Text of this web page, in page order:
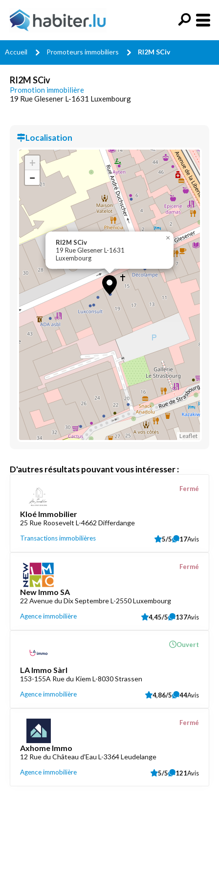
Accueil Promoteurs immobiliers RI2M SCiv
RI2M SCiv
Promotion immobilière
19 Rue Glesener L-1631 Luxembourg
Localisation
RI2M SCiv
19 Rue Glesener L-1631
Luxembourg
×
+
−
Leaflet
D'autres résultats pouvant vous intéresser :
Kloé Immobilier
25 Rue Roosevelt L-4662 Differdange
Transactions immobilières
Fermé
5/5 17Avis
New Immo SA
22 Avenue du Dix Septembre L-2550 Luxembourg
Agence immobilière
Fermé
4,45/5 137Avis
LA Immo Sàrl
153-155A Rue du Kiem L-8030 Strassen
Agence immobilière
Ouvert
4,86/5 44Avis
Axhome Immo
12 Rue du Château d'Eau L-3364 Leudelange
Agence immobilière
Fermé
5/5 121Avis